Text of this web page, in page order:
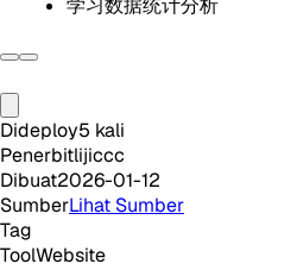
学习数据统计分析
Dideploy5 kali
Penerbitlijiccc
Dibuat2026-01-12
SumberLihat Sumber
Tag
ToolWebsite